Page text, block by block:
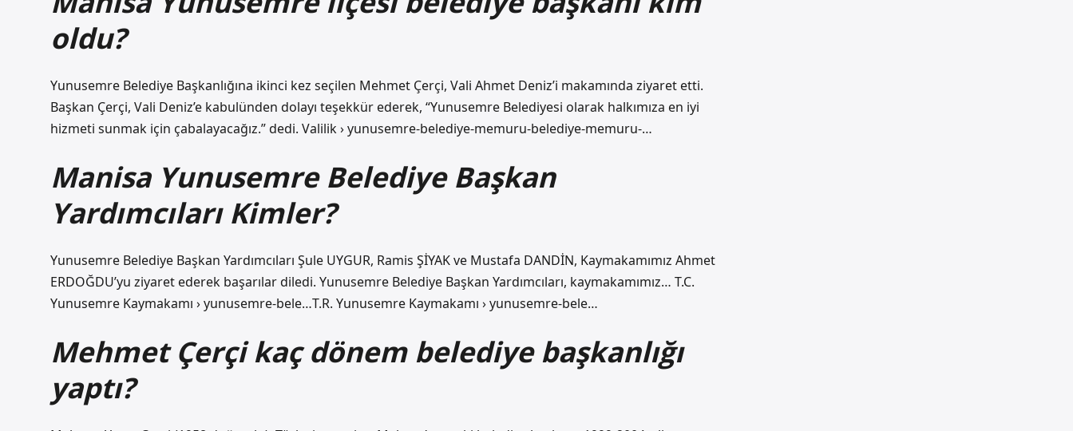
oldu?
Yunusemre Belediye Başkanlığına ikinci kez seçilen Mehmet Çerçi, Vali Ahmet Deniz’i makamında ziyaret etti.
Başkan Çerçi, Vali Deniz’e kabulünden dolayı teşekkür ederek, “Yunusemre Belediyesi olarak halkımıza en iyi
hizmeti sunmak için çabalayacağız.” dedi. Valilik › yunusemre-belediye-memuru-belediye-memuru-…
Manisa Yunusemre Belediye Başkan
Yardımcıları Kimler?
Yunusemre Belediye Başkan Yardımcıları Şule UYGUR, Ramis ŞİYAK ve Mustafa DANDİN, Kaymakamımız Ahmet
ERDOĞDU’yu ziyaret ederek başarılar diledi. Yunusemre Belediye Başkan Yardımcıları, kaymakamımız… T.C.
Yunusemre Kaymakamı › yunusemre-bele…T.R. Yunusemre Kaymakamı › yunusemre-bele…
Mehmet Çerçi kaç dönem belediye başkanlığı
yaptı?